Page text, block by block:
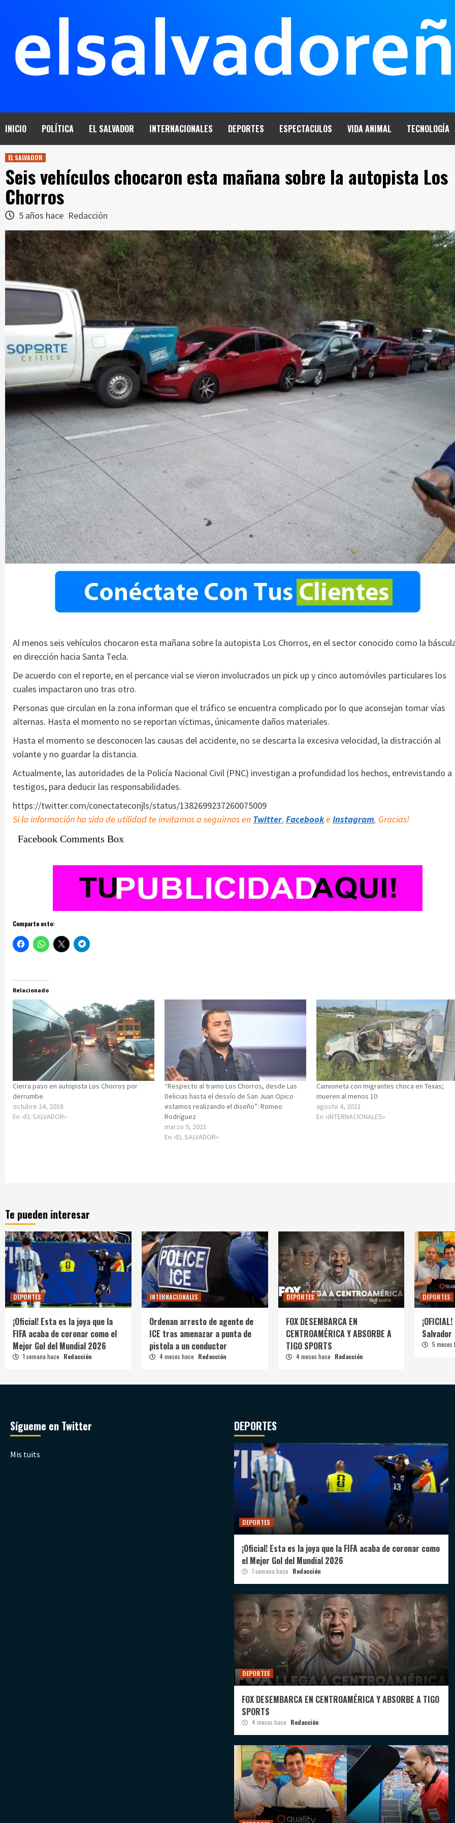
INICIO POLÍTICA EL SALVADOR INTERNACIONALES DEPORTES ESPECTACULOS VIDA ANIMAL TECNOLOGÍA
EL SALVADOR
Seis vehículos chocaron esta mañana sobre la autopista Los
Chorros
5 años hace Redacción
Al menos seis vehículos chocaron esta mañana sobre la autopista Los Chorros, en el sector conocido como la
en dirección hacia Santa Tecla.
De acuerdo con el reporte, en el percance vial se vieron involucrados un pick up y cinco automóviles particulares los
cuales impactaron uno tras otro.
Personas que circulan en la zona informan que el tráfico se encuentra complicado por lo que aconsejan tomar vías
alternas. Hasta el momento no se reportan víctimas, únicamente daños materiales.
Hasta el momento se desconocen las causas del accidente, no se descarta la excesiva velocidad, la distracción al
volante y no guardar la distancia.
Actualmente, las autoridades de la Policía Nacional Civil (PNC) investigan a profundidad los hechos, entrevistando a
testigos, para deducir las responsabilidades.
https://twitter.com/conectateconjls/status/1382699237260075009
Si la información ha sido de utilidad te invitamos a seguirnos en Twitter,Facebooke Instagram, Gracias!
Facebook Comments Box
Comparte esto:
Relacionado
Cierra paso en autopista Los Chorros por
derrumbe
octubre 24, 2018
En «EL SALVADOR»
“Respecto al tramo Los Chorros, desde Las
Delicias hasta el desvío de San Juan Opico
estamos realizando el diseño”: Romeo
Rodríguez
marzo 9, 2021
En «EL SALVADOR»
Camioneta con migrantes choca en Texas;
mueren al menos 10
agosto 4, 2021
En «INTERNACIONALES»
Te pueden interesar
DEPORTES
¡Oficial! Esta es la joya que la
FIFA acaba de coronar como el
Mejor Gol del Mundial 2026
1 semana hace Redacción
INTERNACIONALES
Ordenan arresto de agente de
ICE tras amenazar a punta de
pistola a un conductor
4 meses hace Redacción
DEPORTES
FOX DESEMBARCA EN
CENTROAMÉRICA Y ABSORBE A
TIGO SPORTS
4 meses hace Redacción
DEPORTES
Salvador
5
Sígueme en Twitter
Mis tuits
DEPORTES
DEPORTES
¡Oficial! Esta es la joya que la FIFA acaba de coronar como
el Mejor Gol del Mundial 2026
1 semana hace Redacción
DEPORTES
FOX DESEMBARCA EN CENTROAMÉRICA Y ABSORBE A TIGO
SPORTS
4 meses hace Redacción